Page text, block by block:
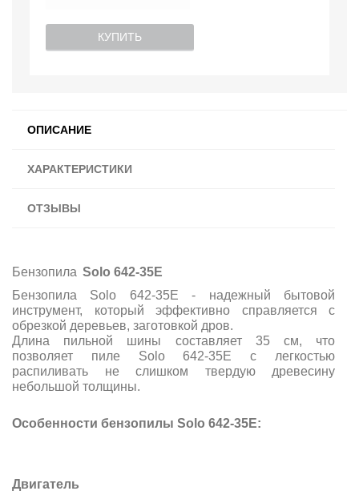
КУПИТЬ
ОПИСАНИЕ
ХАРАКТЕРИСТИКИ
ОТЗЫВЫ
Бензопила Solo 642-35E
Бензопила Solo 642-35E - надежный бытовой
инструмент, который эффективно справляется с
обрезкой деревьев, заготовкой дров.
Длина пильной шины составляет 35 см, что
позволяет пиле Solo 642-35E с легкостью
распиливать не слишком твердую древесину
небольшой толщины.
Особенности бензопилы Solo 642-35E:
Двигатель